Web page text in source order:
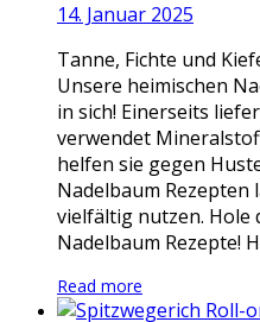
14. Januar 2025
Tanne, Fichte und
Unsere heimischen
in sich! Einerseits
verwendet
helfen sie gegen
Nadelbaum Rezepten
vielfältig nutzen. Hole
Nadelbaum Rezepte!
Read more